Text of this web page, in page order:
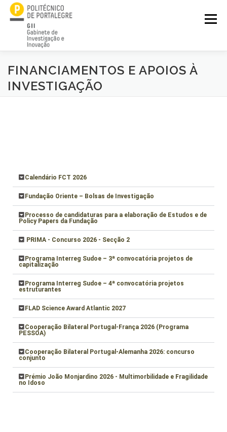
Menu
GII UNIDADES I&D ESTRUTURAS DE APOIO PROJETOS
FINANCIAMENTOS E APOIOS À
INVESTIGAÇÃO
Calendário FCT 2026
Fundação Oriente – Bolsas de Investigação
Processo de candidaturas para a elaboração de Estudos e de
Policy Papers da Fundação
PRIMA - Concurso 2026 - Secção 2
Programa Interreg Sudoe – 3ª convocatória projetos de
capitalização
Programa Interreg Sudoe – 4ª convocatória projetos
estruturantes
FLAD Science Award Atlantic 2027
Cooperação Bilateral Portugal-França 2026 (Programa
PESSOA)
Cooperação Bilateral Portugal-Alemanha 2026: concurso
conjunto
Prémio João Monjardino 2026 - Multimorbilidade e Fragilidade
no Idoso